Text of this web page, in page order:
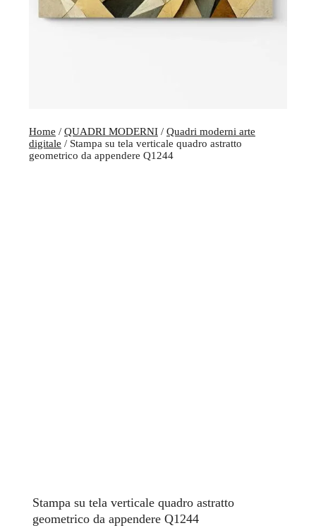
Home / QUADRI MODERNI / Quadri moderni arte
digitale / Stampa su tela verticale quadro astratto
geometrico da appendere Q1244
Stampa su tela verticale quadro astratto
geometrico da appendere Q1244